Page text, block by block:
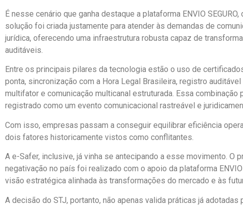
É nesse cenário que ganha destaque a plataforma ENVIO
solução foi criada justamente para atender às demandas de
jurídica, oferecendo uma infraestrutura robusta capaz de
auditáveis.
Entre os principais pilares da tecnologia estão o uso de
ponta, sincronização com a Hora Legal Brasileira, registro
multifator e comunicação multicanal estruturada. Essa combinação
registrado como um evento comunicacional rastreável e
Com isso, empresas passam a conseguir equilibrar eficiência
dois fatores historicamente vistos como conflitantes.
A e-Safer, inclusive, já vinha se antecipando a esse movimento. O
negativação no país foi realizado com o apoio da plataforma ENVIO
visão estratégica alinhada às transformações do mercado e às
A decisão do STJ, portanto, não apenas valida práticas já